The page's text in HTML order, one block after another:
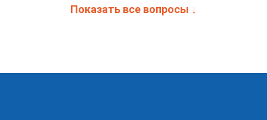
Показать все вопросы ↓